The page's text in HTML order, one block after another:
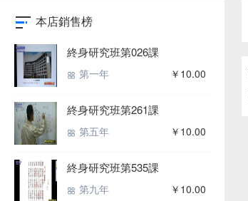
本店銷售榜
終身研究班第026課
第一年 ￥10.00
終身研究班第261課
第五年 ￥10.00
終身研究班第535課
第九年 ￥10.00